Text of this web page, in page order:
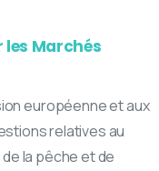
Marchés
européenne et aux
relatives au
la pêche et de